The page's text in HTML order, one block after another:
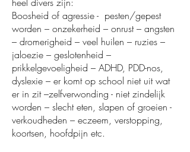
Boosheid of agressie - pesten/gepest
worden – onzekerheid – onrust – angsten
– dromerigheid – veel huilen – ruzies –
jaloezie – geslotenheid –
prikkelgevoeligheid – ADHD, PDD-nos,
dyslexie – er komt op school niet uit wat
er in zit –zelfverwonding - niet zindelijk
worden – slecht eten, slapen of groeien -
verkoudheden – eczeem, verstopping,
koortsen, hoofdpijn etc.